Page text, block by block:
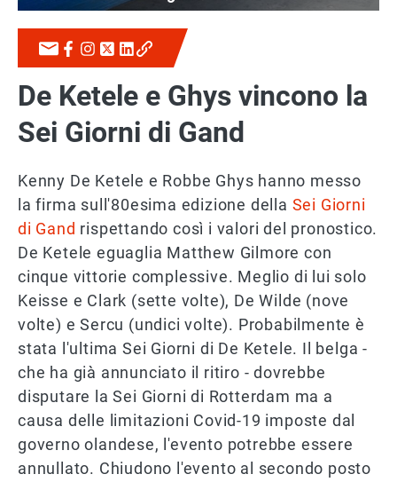
De Ketele e Ghys vincono la
Sei Giorni di Gand
Kenny De Ketele e Robbe Ghys hanno messo
la firma sull'80esima edizione della Sei Giorni
di Gand rispettando così i valori del pronostico.
De Ketele eguaglia Matthew Gilmore con
cinque vittorie complessive. Meglio di lui solo
Keisse e Clark (sette volte), De Wilde (nove
volte) e Sercu (undici volte). Probabilmente è
stata l'ultima Sei Giorni di De Ketele. Il belga -
che ha già annunciato il ritiro - dovrebbe
disputare la Sei Giorni di Rotterdam ma a
causa delle limitazioni Covid-19 imposte dal
governo olandese, l'evento potrebbe essere
annullato. Chiudono l'evento al secondo posto